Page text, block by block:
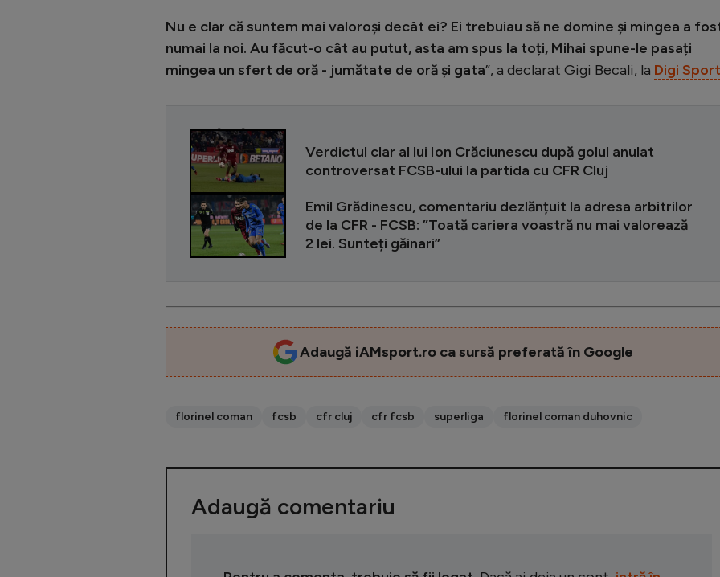
Nu e clar că suntem mai valoroși decât ei? Ei trebuiau să ne domine și mingea a
numai la noi. Au făcut-o cât au putut, asta am spus la toți, Mihai spune-le pasați
mingea un sfert de oră - jumătate de oră și gata”, a declarat Gigi Becali, la Digi Sport
CITEȘTE ȘI
Verdictul clar al lui Ion Crăciunescu după golul anulat
controversat FCSB-ului la partida cu CFR Cluj
Emil Grădinescu, comentariu dezlănțuit la adresa arbitrilor
de la CFR - FCSB: ”Toată cariera voastră nu mai valorează
2 lei. Sunteți găinari”
Adaugă iAMsport.ro ca sursă preferată în Google
florinel coman fcsb cfr cluj cfr fcsb superliga florinel coman duhovnic
Adaugă comentariu